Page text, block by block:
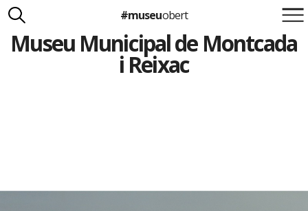
Suma't a la iniciativa
Carlota Royo
#museuobert
Museu Municipal de Montcada
i Reixac